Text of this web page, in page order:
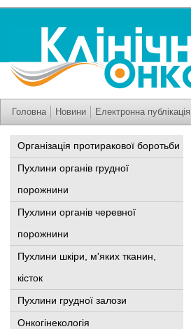
Головна Новини Електронна публікація
Організація протиракової боротьби
Пухлини органів грудної
порожнини
Пухлини органів черевної
порожнини
Пухлини шкіри, м'яких тканин,
кісток
Пухлини грудної залози
Онкогінекологія